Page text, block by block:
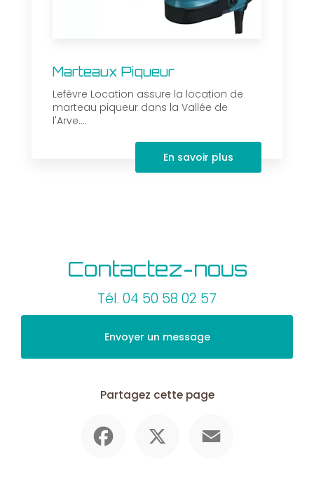
Marteaux Piqueur
Lefèvre Location assure la location de
marteau piqueur dans la Vallée de
l'Arve....
En savoir plus
Contactez-nous
Tél. 04 50 58 02 57
Envoyer un message
Partagez cette page